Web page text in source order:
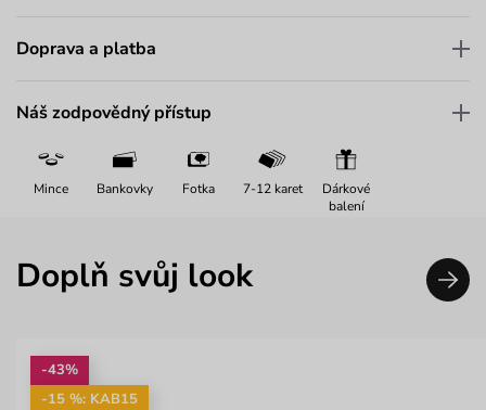
Doprava a platba
Náš zodpovědný přístup
Mince Bankovky Fotka 7-12 karet
Dárkové
balení
Doplň svůj look
-43%
-15 %: KAB15